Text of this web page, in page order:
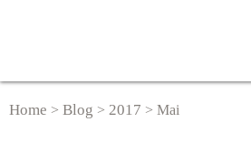
Home > Blog > 2017 > Mai